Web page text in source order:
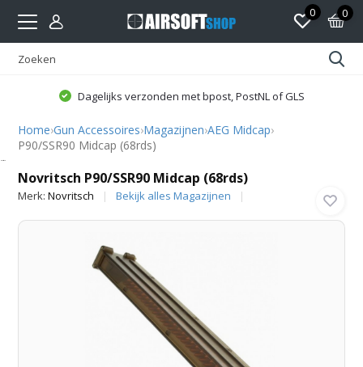
0 0
Dagelijks verzonden met bpost, PostNL of GLS
Home›Gun Accessoires›Magazijnen›AEG Midcap›
P90/SSR90 Midcap (68rds)
Novritsch P90/SSR90 Midcap (68rds)
Merk:Novritsch Bekijk alles Magazijnen